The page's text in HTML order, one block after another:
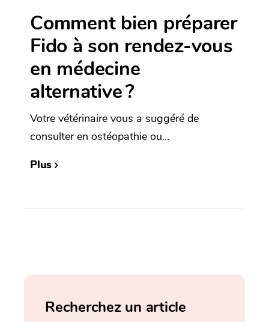
Comment bien préparer
Fido à son rendez-vous
en médecine
alternative ?
Votre vétérinaire vous a suggéré de
consulter en ostéopathie ou...
Plus
Recherchez un article